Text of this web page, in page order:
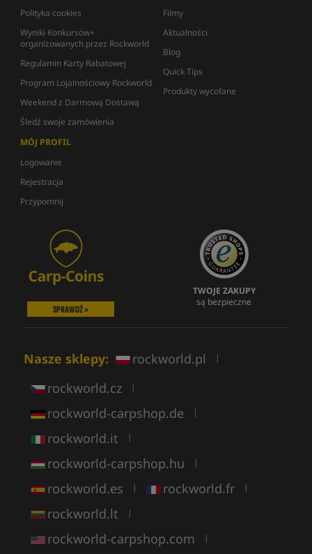
Polityka cookies
Wyniki Konkursów+
organizowanych przez Rockworld
Regulamin Karty Rabatowej
Program Lojalnościowy Rockworld
Weekend z Darmową Dostawą
Śledź swoje zamówienia
Filmy
Aktualności
Blog
Quick Tips
Produkty wycofane
MÓJ PROFIL
Logowanie
Rejestracja
Przypomnij
SPRAWDŹ »
TWOJE ZAKUPY
są bezpieczne
Nasze sklepy: rockworld.pl |
rockworld.cz |
rockworld-carpshop.de |
rockworld.it |
rockworld-carpshop.hu |
rockworld.es | rockworld.fr |
rockworld.lt |
rockworld-carpshop.com |